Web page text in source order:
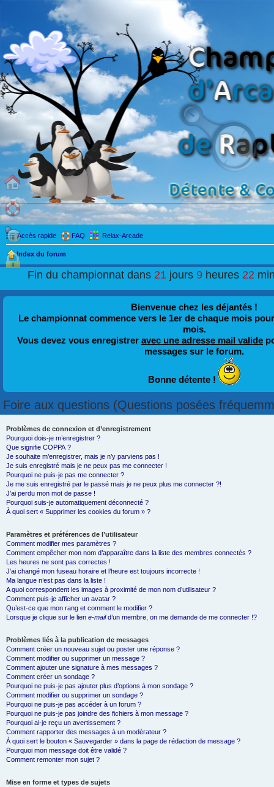
Accès rapide FAQ Relax-Arcade
Index du forum
Fin du championnat dans 21jours 9heures 22
Bienvenue chez les déjantés !
Le championnat commence vers le 1er de chaque mois
mois.
Vous devez vous enregistrer avec une adresse mail valide
messages sur le forum.
Bonne détente !
Foire aux questions (Questions posées
Problèmes de connexion et d’enregistrement
Pourquoi dois-je m’enregistrer ?
Que signifie COPPA ?
Je souhaite m’enregistrer, mais je n’y parviens pas !
Je suis enregistré mais je ne peux pas me connecter !
Pourquoi ne puis-je pas me connecter ?
Je me suis enregistré par le passé mais je ne peux plus me connecter ?!
J’ai perdu mon mot de passe !
Pourquoi suis-je automatiquement déconnecté ?
À quoi sert « Supprimer les cookies du forum » ?
Paramètres et préférences de l’utilisateur
Comment modifier mes paramètres ?
Comment empêcher mon nom d’apparaître dans la liste des membres connectés ?
Les heures ne sont pas correctes !
J’ai changé mon fuseau horaire et l’heure est toujours incorrecte !
Ma langue n’est pas dans la liste !
A quoi correspondent les images à proximité de mon nom d’utilisateur ?
Comment puis-je afficher un avatar ?
Qu’est-ce que mon rang et comment le modifier ?
Lorsque je clique sur le lien e-maild’un membre, on me demande de me connecter !?
Problèmes liés à la publication de messages
Comment créer un nouveau sujet ou poster une réponse ?
Comment modifier ou supprimer un message ?
Comment ajouter une signature à mes messages ?
Comment créer un sondage ?
Pourquoi ne puis-je pas ajouter plus d’options à mon sondage ?
Comment modifier ou supprimer un sondage ?
Pourquoi ne puis-je pas accéder à un forum ?
Pourquoi ne puis-je pas joindre des fichiers à mon message ?
Pourquoi ai-je reçu un avertissement ?
Comment rapporter des messages à un modérateur ?
À quoi sert le bouton « Sauvegarder » dans la page de rédaction de message ?
Pourquoi mon message doit être validé ?
Comment remonter mon sujet ?
Mise en forme et types de sujets